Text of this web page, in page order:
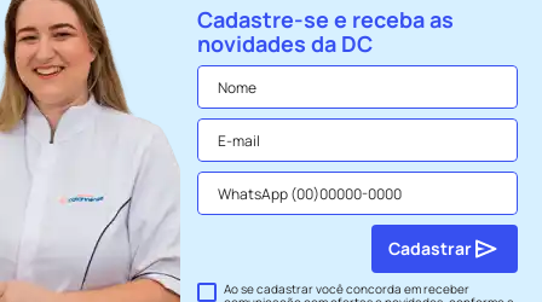
Cadastre-se e receba as
novidades da DC
Ao se cadastrar você concorda em receber
Cadastrar